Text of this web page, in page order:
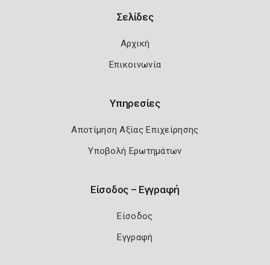
Σελίδες
Αρχική
Επικοινωνία
Υπηρεσίες
Αποτίμηση Αξίας Επιχείρησης
Υποβολή Ερωτημάτων
Είσοδος – Εγγραφή
Είσοδος
Εγγραφή